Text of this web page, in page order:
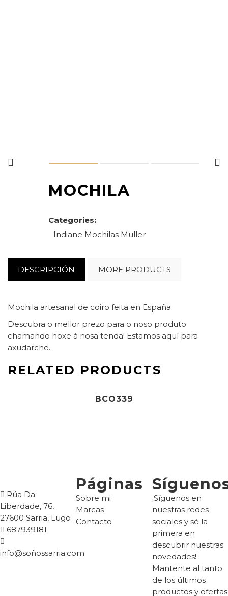
MOCHILA
Categories:
Indiane Mochilas Muller
DESCRIPCIÓN MORE PRODUCTS
Mochila artesanal de coiro feita en España.
Descubra o mellor prezo para o noso produto
chamando hoxe á nosa tenda! Estamos aquí para
axudarche.
RELATED PRODUCTS
BCO339
Rúa Da
Liberdade, 76,
27600 Sarria, Lugo
687939181
info@soñossarria.com
Páginas
Sobre mi
Marcas
Contacto
¡Síguenos en
nuestras redes
sociales y sé la
primera en
descubrir nuestras
novedades!
Mantente al tanto
de los últimos
productos y ofertas